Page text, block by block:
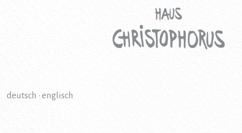
deutsch ·englisch